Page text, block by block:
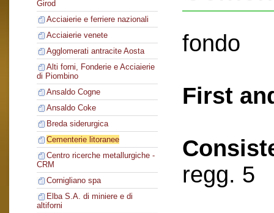
Girod
Acciaierie e ferriere nazionali
Acciaierie venete
Agglomerati antracite Aosta
Alti forni, Fonderie e Acciaierie
di Piombino
Ansaldo Cogne
Ansaldo Coke
Breda siderurgica
Cementerie litoranee
Centro ricerche metallurgiche -
CRM
Cornigliano spa
Elba S.A. di miniere e di
altiforni
fondo
First
regg. 5